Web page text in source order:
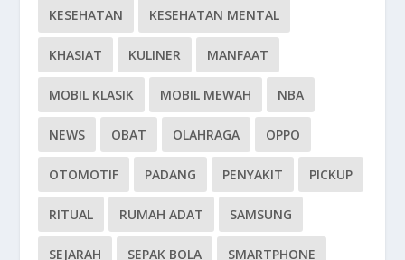
KESEHATAN KESEHATAN MENTAL
KHASIAT KULINER MANFAAT
MOBIL KLASIK MOBIL MEWAH NBA
NEWS OBAT OLAHRAGA OPPO
OTOMOTIF PADANG PENYAKIT PICKUP
RITUAL RUMAH ADAT SAMSUNG
SEJARAH SEPAK BOLA SMARTPHONE